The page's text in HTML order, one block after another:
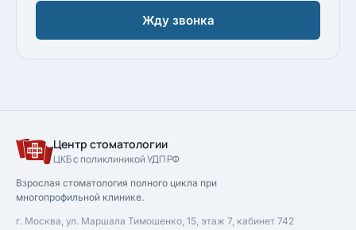
Жду звонка
Центр стоматологии
ЦКБ с поликлиникой УДП РФ
Взрослая стоматология полного цикла при
многопрофильной клинике.
г. Москва, ул. Маршала Тимошенко, 15, этаж 7, кабинет 742